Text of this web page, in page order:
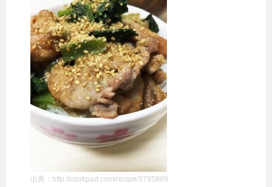
出典：http://cookpad.com/recipe/3785889